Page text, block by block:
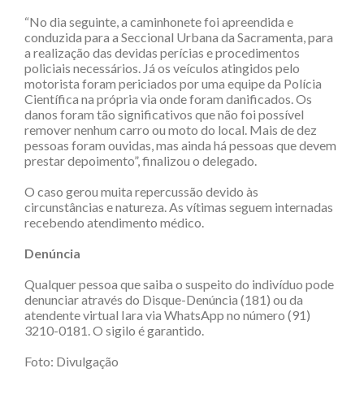
“No dia seguinte, a caminhonete foi apreendida e
conduzida para a Seccional Urbana da Sacramenta, para
a realização das devidas perícias e procedimentos
policiais necessários. Já os veículos atingidos pelo
motorista foram periciados por uma equipe da Polícia
Científica na própria via onde foram danificados. Os
danos foram tão significativos que não foi possível
remover nenhum carro ou moto do local. Mais de dez
pessoas foram ouvidas, mas ainda há pessoas que devem
prestar depoimento”, finalizou o delegado.
O caso gerou muita repercussão devido às
circunstâncias e natureza. As vítimas seguem internadas
recebendo atendimento médico.
Denúncia
Qualquer pessoa que saiba o suspeito do indivíduo pode
denunciar através do Disque-Denúncia (181) ou da
atendente virtual Iara via WhatsApp no número (91)
3210-0181. O sigilo é garantido.
Foto: Divulgação